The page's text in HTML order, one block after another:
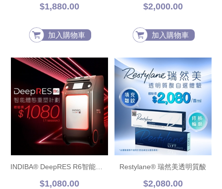
$1,880.00
加入購物車
$2,000.00
加入購物車
$1,080.00
Restylane® 瑞然美透明質酸
$2,080.00